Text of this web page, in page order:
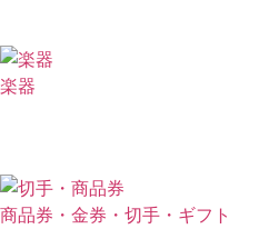
楽器
商品券・金券・切手・ギフト